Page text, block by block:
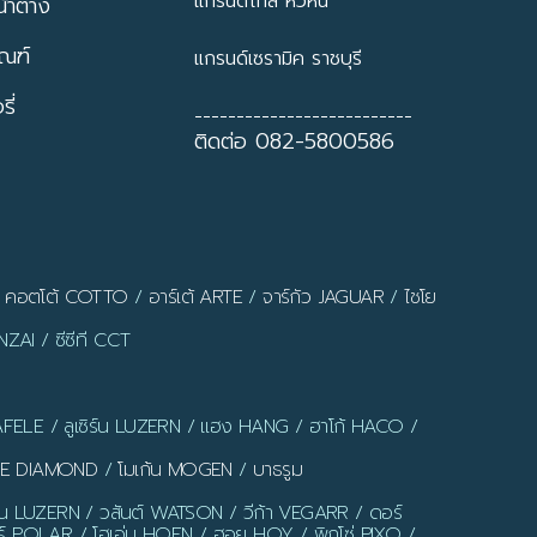
ฑ์
แกรนด์เซรามิค ราชบุรี
--------------------------
ติดต่อ 082-5800586
คอตโต้ COTTO / อาร์เต้ ARTE/จาร์กัว JAGUAR/ไชโย
/ ซีซีที CCT
/ ลูเซิร์น LUZERN / แฮง HANG / ฮาโก้ HACO /
DIAMOND /โมเก้น MOGEN / บาธรูม
LUZERN / วสันต์ WATSON / วีก้า VEGARR / ดอร์